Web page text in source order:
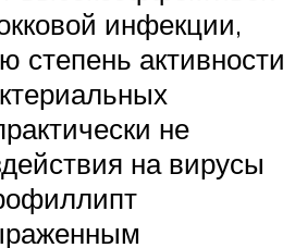
инфекции,
степень активности
не
на вирусы